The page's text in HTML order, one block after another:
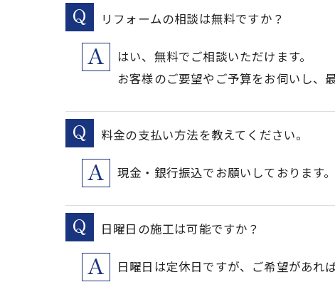
リフォームの相談は無料ですか？
はい、無料でご相談いただけます。
お客様のご要望やご予算をお伺いし、
料金の支払い方法を教えてください。
現金・銀行振込でお願いしております。
日曜日の施工は可能ですか？
日曜日は定休日ですが、ご希望があれ